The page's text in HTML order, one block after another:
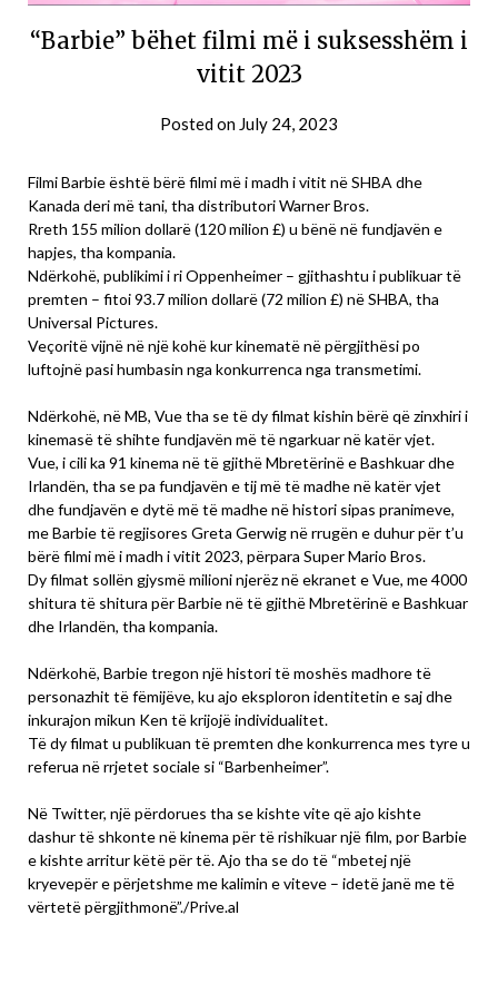
“Barbie” bëhet filmi më i suksesshëm i
vitit 2023
Posted on July 24, 2023
Filmi Barbie është bërë filmi më i madh i vitit në SHBA dhe
Kanada deri më tani, tha distributori Warner Bros.
Rreth 155 milion dollarë (120 milion £) u bënë në fundjavën e
hapjes, tha kompania.
Ndërkohë, publikimi i ri Oppenheimer – gjithashtu i publikuar të
premten – fitoi 93.7 milion dollarë (72 milion £) në SHBA, tha
Universal Pictures.
Veçoritë vijnë në një kohë kur kinematë në përgjithësi po
luftojnë pasi humbasin nga konkurrenca nga transmetimi.
Ndërkohë, në MB, Vue tha se të dy filmat kishin bërë që zinxhiri i
kinemasë të shihte fundjavën më të ngarkuar në katër vjet.
Vue, i cili ka 91 kinema në të gjithë Mbretërinë e Bashkuar dhe
Irlandën, tha se pa fundjavën e tij më të madhe në katër vjet
dhe fundjavën e dytë më të madhe në histori sipas pranimeve,
me Barbie të regjisores Greta Gerwig në rrugën e duhur për t’u
bërë filmi më i madh i vitit 2023, përpara Super Mario Bros.
Dy filmat sollën gjysmë milioni njerëz në ekranet e Vue, me 4000
shitura të shitura për Barbie në të gjithë Mbretërinë e Bashkuar
dhe Irlandën, tha kompania.
Ndërkohë, Barbie tregon një histori të moshës madhore të
personazhit të fëmijëve, ku ajo eksploron identitetin e saj dhe
inkurajon mikun Ken të krijojë individualitet.
Të dy filmat u publikuan të premten dhe konkurrenca mes tyre u
referua në rrjetet sociale si “Barbenheimer”.
Në Twitter, një përdorues tha se kishte vite që ajo kishte
dashur të shkonte në kinema për të rishikuar një film, por Barbie
e kishte arritur këtë për të. Ajo tha se do të “mbetej një
kryevepër e përjetshme me kalimin e viteve – idetë janë me të
vërtetë përgjithmonë”./Prive.al